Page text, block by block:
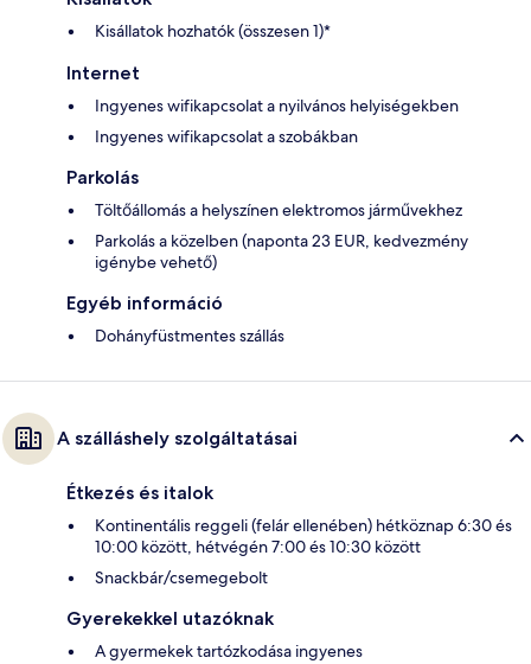
Kisállatok hozhatók (összesen 1)*
Internet
Ingyenes wifikapcsolat a nyilvános helyiségekben
Ingyenes wifikapcsolat a szobákban
Parkolás
Töltőállomás a helyszínen elektromos járművekhez
Parkolás a közelben (naponta 23 EUR, kedvezmény
igénybe vehető)
Egyéb információ
Dohányfüstmentes szállás
A szálláshely szolgáltatásai
Étkezés és italok
Kontinentális reggeli (felár ellenében) hétköznap 6:30 és
10:00 között, hétvégén 7:00 és 10:30 között
Snackbár/csemegebolt
Gyerekekkel utazóknak
A gyermekek tartózkodása ingyenes